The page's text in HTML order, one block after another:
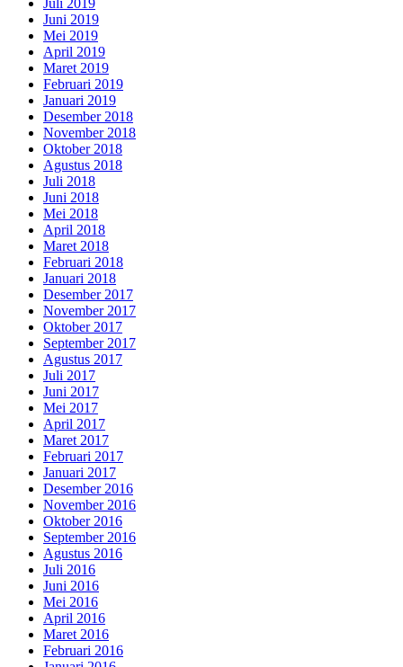
Juli 2019
Juni 2019
Mei 2019
April 2019
Maret 2019
Februari 2019
Januari 2019
Desember 2018
November 2018
Oktober 2018
Agustus 2018
Juli 2018
Juni 2018
Mei 2018
April 2018
Maret 2018
Februari 2018
Januari 2018
Desember 2017
November 2017
Oktober 2017
September 2017
Agustus 2017
Juli 2017
Juni 2017
Mei 2017
April 2017
Maret 2017
Februari 2017
Januari 2017
Desember 2016
November 2016
Oktober 2016
September 2016
Agustus 2016
Juli 2016
Juni 2016
Mei 2016
April 2016
Maret 2016
Februari 2016